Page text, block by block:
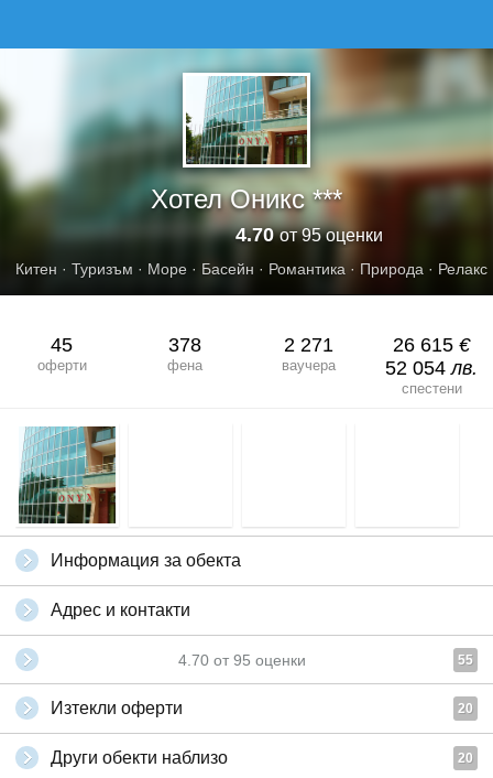
Хотел Оникс ***
4.70от 95 оценки
Китен · Туризъм · Море · Басейн · Романтика · Природа · Релакс
45
оферти
378
фена
2 271
ваучера
26 615 €
52 054лв.
спестени
Информация за обекта
Адрес и контакти
4.70 от 95 оценки 55
Изтекли оферти 20
Други обекти наблизо 20